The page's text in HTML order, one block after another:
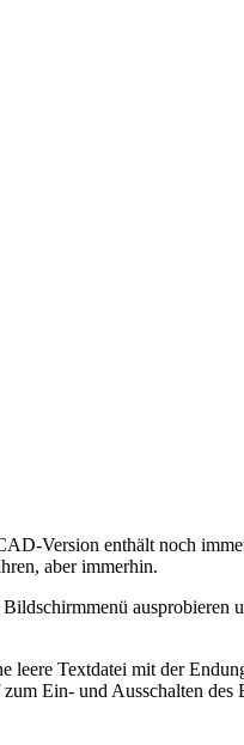
Version enthält noch
aber immerhin.
leere Textdatei mit der
Ein- und Ausschalten des